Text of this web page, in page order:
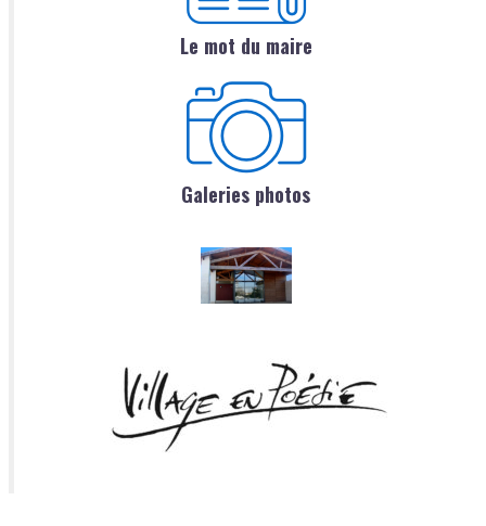
Le mot du maire
Galeries photos